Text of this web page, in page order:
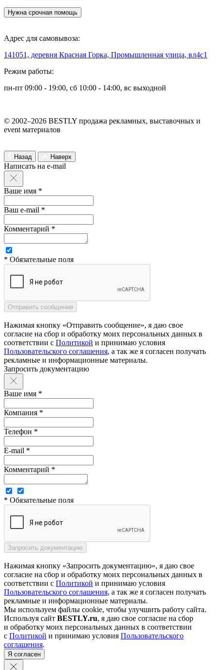
Нужна срочная помощь
Адрес для самовывоза:
141051, деревня Красная Горка, Промышленная улица, вл4с1
Режим работы:
пн-пт 09:00 - 19:00, сб 10:00 - 14:00, вс выходной
© 2002–2026 BESTLY продажа рекламных, выставочных и
event материалов
Назад Наверх
Написать на e-mail
Ваше имя *
Ваш e-mail *
Комментарий *
* Обязательные поля
Нажимая кнопку «Отправить сообщение», я даю свое
согласие на сбор и обработку моих персональных данных в
соответствии с Политикой и принимаю условия
Пользовательского соглашения, а так же я согласен получать
рекламные и информационные материалы.
Запросить документацию
Ваше имя *
Компания *
Телефон *
E-mail *
Комментарий *
* Обязательные поля
Нажимая кнопку «Запросить документацию», я даю свое
согласие на сбор и обработку моих персональных данных в
соответствии с Политикой и принимаю условия
Пользовательского соглашения, а так же я согласен получать
рекламные и информационные материалы.
Мы используем файлы cookie, чтобы улучшить работу сайта.
Используя сайт BESTLY.ru, я даю свое согласие на сбор
и обработку моих персональных данных в соответствии
с Политикой и принимаю условия Пользовательского
соглашения.
Я согласен